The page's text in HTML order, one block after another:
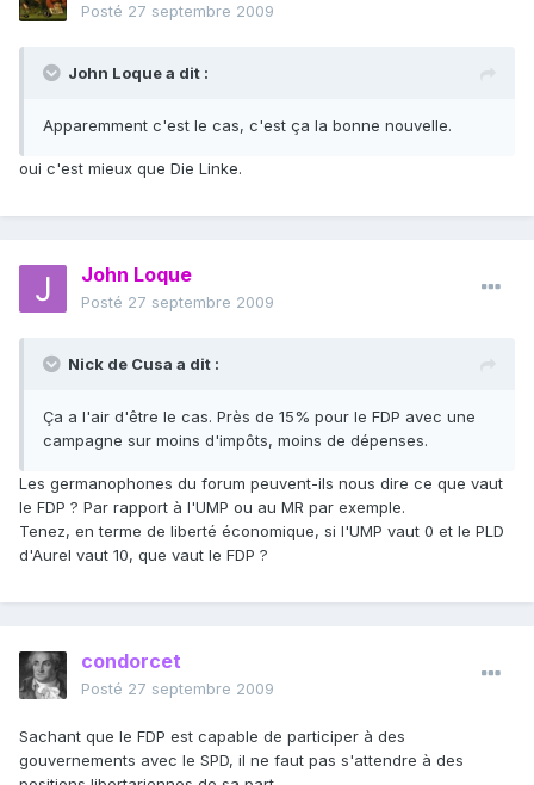
Posté 27 septembre 2009
John Loque a dit :
Apparemment c'est le cas, c'est ça la bonne nouvelle.
oui c'est mieux que Die Linke.
John Loque
Posté 27 septembre 2009
Nick de Cusa a dit :
Ça a l'air d'être le cas. Près de 15% pour le FDP avec une
campagne sur moins d'impôts, moins de dépenses.
Les germanophones du forum peuvent-ils nous dire ce que vaut
le FDP ? Par rapport à l'UMP ou au MR par exemple.
Tenez, en terme de liberté économique, si l'UMP vaut 0 et le PLD
d'Aurel vaut 10, que vaut le FDP ?
condorcet
Posté 27 septembre 2009
Sachant que le FDP est capable de participer à des
gouvernements avec le SPD, il ne faut pas s'attendre à des